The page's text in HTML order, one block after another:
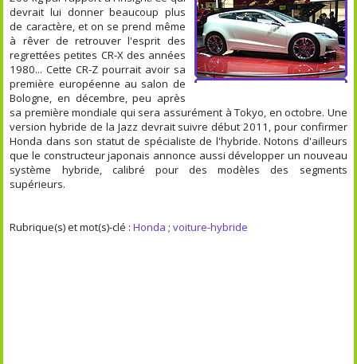
devrait lui donner beaucoup plus
de caractère, et on se prend même
à rêver de retrouver l'esprit des
regrettées petites CR-X des années
1980... Cette CR-Z pourrait avoir sa
première européenne au salon de
Bologne, en décembre, peu après
sa première mondiale qui sera assurément à Tokyo, en octobre. Une
version hybride de la Jazz devrait suivre début 2011, pour confirmer
Honda dans son statut de spécialiste de l'hybride. Notons d'ailleurs
que le constructeur japonais annonce aussi développer un nouveau
système hybride, calibré pour des modèles des segments
supérieurs.
Rubrique(s) et mot(s)-clé :Honda ;voiture-hybride